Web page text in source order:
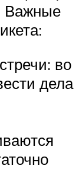
Важные
во
дела